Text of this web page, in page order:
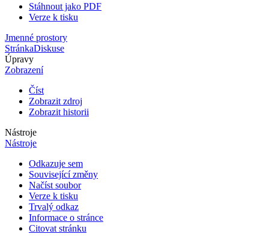
Stáhnout jako PDF
Verze k tisku
Jmenné prostory
StránkaDiskuse
Úpravy
Zobrazení
Číst
Zobrazit zdroj
Zobrazit historii
Nástroje
Nástroje
Odkazuje sem
Související změny
Načíst soubor
Verze k tisku
Trvalý odkaz
Informace o stránce
Citovat stránku